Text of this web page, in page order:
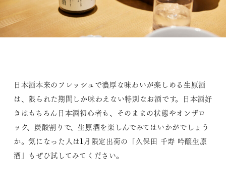
日本酒本来のフレッシュで濃厚な味わいが楽しめる生原酒
は、限られた期間しか味わえない特別なお酒です。日本酒好
きはもちろん日本酒初心者も、そのままの状態やオンザロ
ック、炭酸割りで、生原酒を楽しんでみてはいかがでしょう
か。気になった人は1月限定出荷の「久保田 千寿 吟醸生原
酒」もぜひ試してみてください。